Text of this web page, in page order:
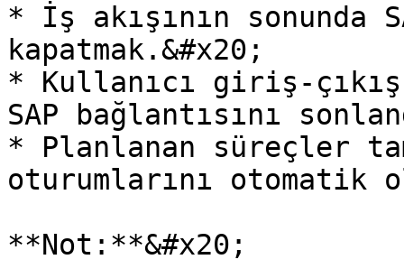
* İş akışının sonunda
kapatmak.&#x20;
* Kullanıcı giriş-
SAP bağlantısını
* Planlanan süreçler
oturumlarını otomatik
**Not:**&#x20;